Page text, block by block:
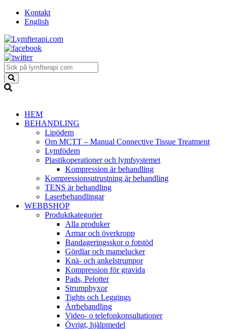
Kontakt
English
HEM
BEHANDLING
Lipödem
Om MCTT – Manual Connective Tissue Treatment
Lymfödem
Plastikoperationer och lymfsystemet
Kompression är behandling
Kompressionsutrustning är behandling
TENS är behandling
Laserbehandlingar
WEBBSHOP
Produktkategorier
Alla produker
Armar och överkropp
Bandageringsskor o fotstöd
Gördlar och mamelucker
Knä- och ankelstrumpor
Kompression för gravida
Pads, Pelotter
Strumpbyxor
Tights och Leggings
Ärrbehandling
Video- o telefonkonsultationer
Övrigt, hjälpmedel